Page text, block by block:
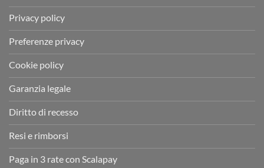
Privacy policy
Preferenze privacy
Cookie policy
Garanzia legale
Diritto di recesso
Resi e rimborsi
Paga in 3 rate con Scalapay